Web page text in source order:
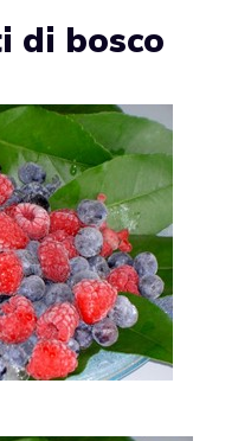
di bosco